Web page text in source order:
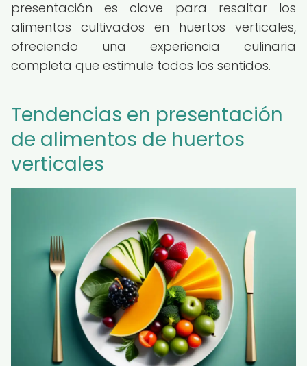
presentación es clave para resaltar los
alimentos cultivados en huertos verticales,
ofreciendo una experiencia culinaria
completa que estimule todos los sentidos.
Tendencias en presentación
de alimentos de huertos
verticales